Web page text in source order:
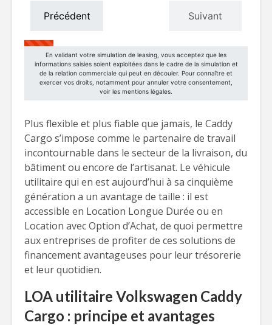
Plus flexible et plus fiable que jamais, le Caddy
Cargo s’impose comme le partenaire de travail
incontournable dans le secteur de la livraison, du
bâtiment ou encore de l’artisanat. Le véhicule
utilitaire qui en est aujourd’hui à sa cinquième
génération a un avantage de taille : il est
accessible en Location Longue Durée ou en
Location avec Option d’Achat, de quoi permettre
aux entreprises de profiter de ces solutions de
financement avantageuses pour leur trésorerie
et leur quotidien.
LOA utilitaire Volkswagen Caddy
Cargo : principe et avantages